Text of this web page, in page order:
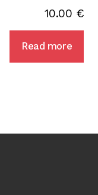
10.00 €
Read more